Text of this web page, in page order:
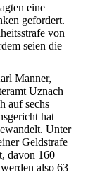
eine
gefordert.
von
seien die
Manner,
Uznach
auf sechs
hat
Unter
Geldstrafe
davon 160
also 63